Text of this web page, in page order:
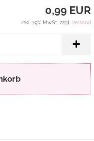
0,99 EUR
inkl. 19% MwSt. zzgl. Versand